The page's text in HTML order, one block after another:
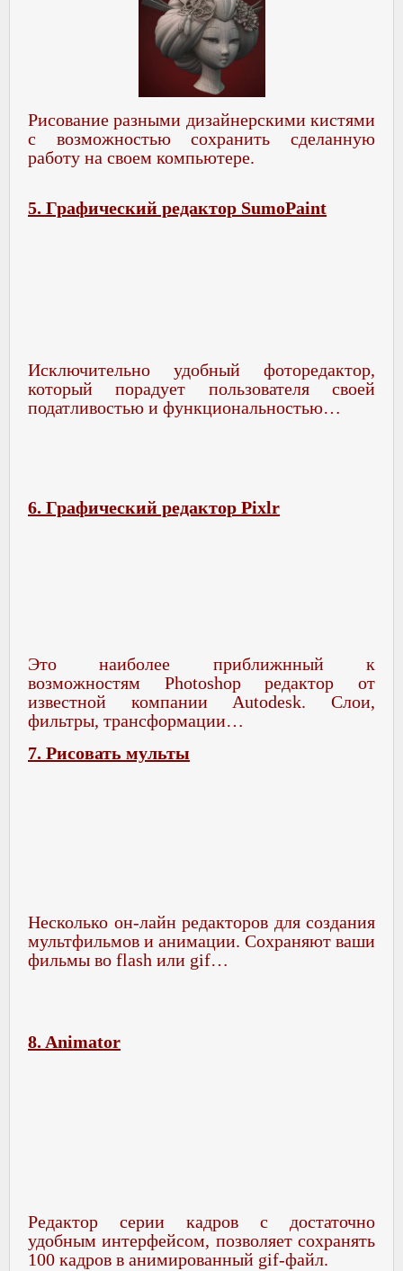
Рисование разными дизайнерскими кистями
с возможностью сохранить сделанную
работу на своем компьютере.
5. Графический редактор SumoPaint
Исключительно удобный фоторедактор,
который порадует пользователя своей
податливостью и функциональностью…
6. Графический редактор Pixlr
Это наиболее приближнный к
возможностям Photoshop редактор от
известной компании Autodesk. Слои,
фильтры, трансформации…
7. Рисовать мульты
Несколько он-лайн редакторов для создания
мультфильмов и анимации. Сохраняют ваши
фильмы во flash или gif…
8. Animator
Редактор серии кадров с достаточно
удобным интерфейсом, позволяет сохранять
100 кадров в анимированный gif-файл.